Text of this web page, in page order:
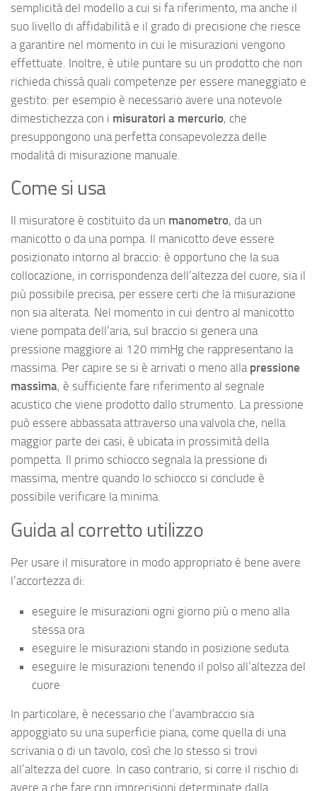
semplicità del modello a cui si fa riferimento, ma anche il
suo livello di affidabilità e il grado di precisione che riesce
a garantire nel momento in cui le misurazioni vengono
effettuate. Inoltre, è utile puntare su un prodotto che non
richieda chissà quali competenze per essere maneggiato e
gestito: per esempio è necessario avere una notevole
dimestichezza con i misuratori a mercurio, che
presuppongono una perfetta consapevolezza delle
modalità di misurazione manuale.
Come si usa
Il misuratore è costituito da un manometro, da un
manicotto o da una pompa. Il manicotto deve essere
posizionato intorno al braccio: è opportuno che la sua
collocazione, in corrispondenza dell’altezza del cuore, sia il
più possibile precisa, per essere certi che la misurazione
non sia alterata. Nel momento in cui dentro al manicotto
viene pompata dell’aria, sul braccio si genera una
pressione maggiore ai 120 mmHg che rappresentano la
massima. Per capire se si è arrivati o meno alla pressione
massima, è sufficiente fare riferimento al segnale
acustico che viene prodotto dallo strumento. La pressione
può essere abbassata attraverso una valvola che, nella
maggior parte dei casi, è ubicata in prossimità della
pompetta. Il primo schiocco segnala la pressione di
massima, mentre quando lo schiocco si conclude è
possibile verificare la minima.
Guida al corretto utilizzo
Per usare il misuratore in modo appropriato è bene avere
l’accortezza di:
eseguire le misurazioni ogni giorno più o meno alla
stessa ora
eseguire le misurazioni stando in posizione seduta
eseguire le misurazioni tenendo il polso all’altezza del
cuore
In particolare, è necessario che l’avambraccio sia
appoggiato su una superficie piana, come quella di una
scrivania o di un tavolo, così che lo stesso si trovi
all’altezza del cuore. In caso contrario, si corre il rischio di
avere a che fare con imprecisioni determinate dalla